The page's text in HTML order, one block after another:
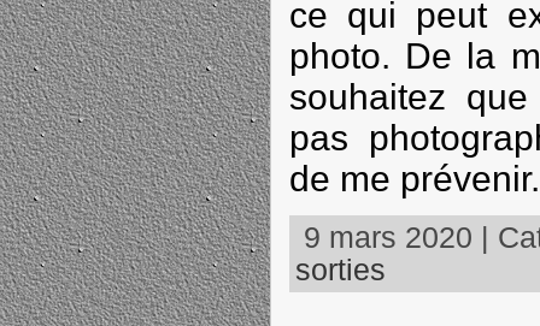
ce qui peut
photo. De la
souhaitez
pas
de me prévenir.
9 mars 2020 |
sorties